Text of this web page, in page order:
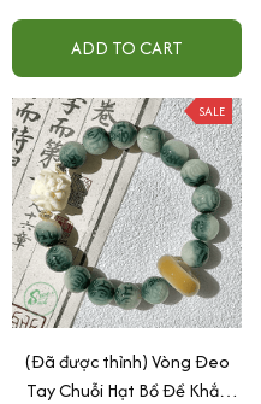
ADD TO CART
SALE
(Đã được thỉnh) Vòng Đeo
Tay Chuỗi Hạt Bồ Đề Khắc